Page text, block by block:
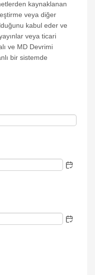
kaynaklanan
veya diğer
kabul eder ve
veya ticari
ve MD Devrimi
bir sistemde